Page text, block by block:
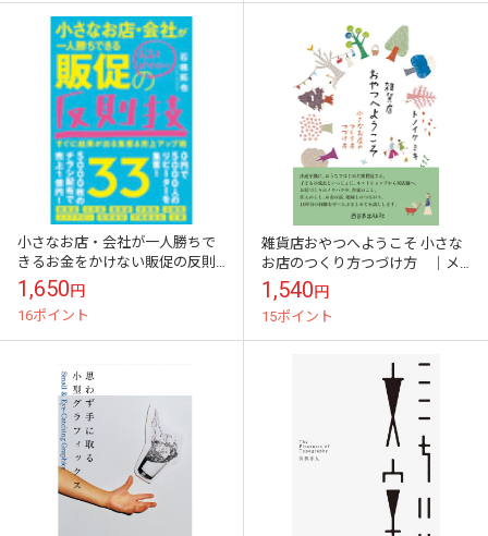
小さなお店・会社が一人勝ちで
きるお金をかけない販促の反則
技３３｜メール便対応｜
1,650円
16ポイント
雑貨店おやつへようこそ 小さな
お店のつくり方つづけ方 ｜メ
ール便対応｜
1,540円
15ポイント